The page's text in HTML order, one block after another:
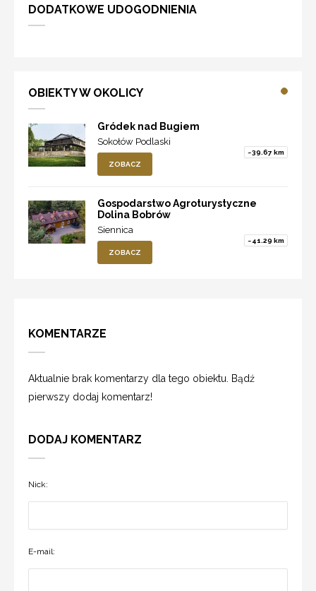
DODATKOWE UDOGODNIENIA
OBIEKTY W OKOLICY
Gródek nad Bugiem
Sokołów Podlaski
~39.67 km
ZOBACZ
Gospodarstwo Agroturystyczne
Dolina Bobrów
Siennica
~41.29 km
ZOBACZ
KOMENTARZE
Aktualnie brak komentarzy dla tego obiektu. Bądź
pierwszy dodaj komentarz!
DODAJ KOMENTARZ
Nick:
E-mail: